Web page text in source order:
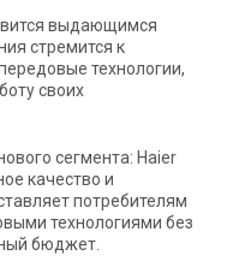
выдающимся
стремится к
технологии,
своих
сегмента: Haier
качество и
потребителям
технологиями без
бюджет.